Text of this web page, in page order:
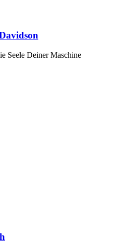
Seele Deiner Maschine